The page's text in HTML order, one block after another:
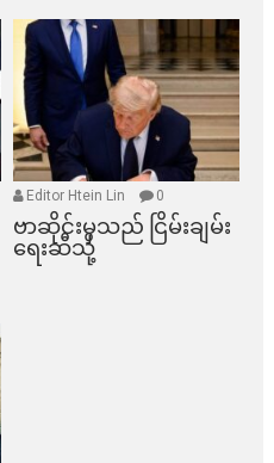
Editor Htein Lin 0
ဗာဆိုင်းမှသည် ငြိမ်းချမ်း
ရေးဆီသို့